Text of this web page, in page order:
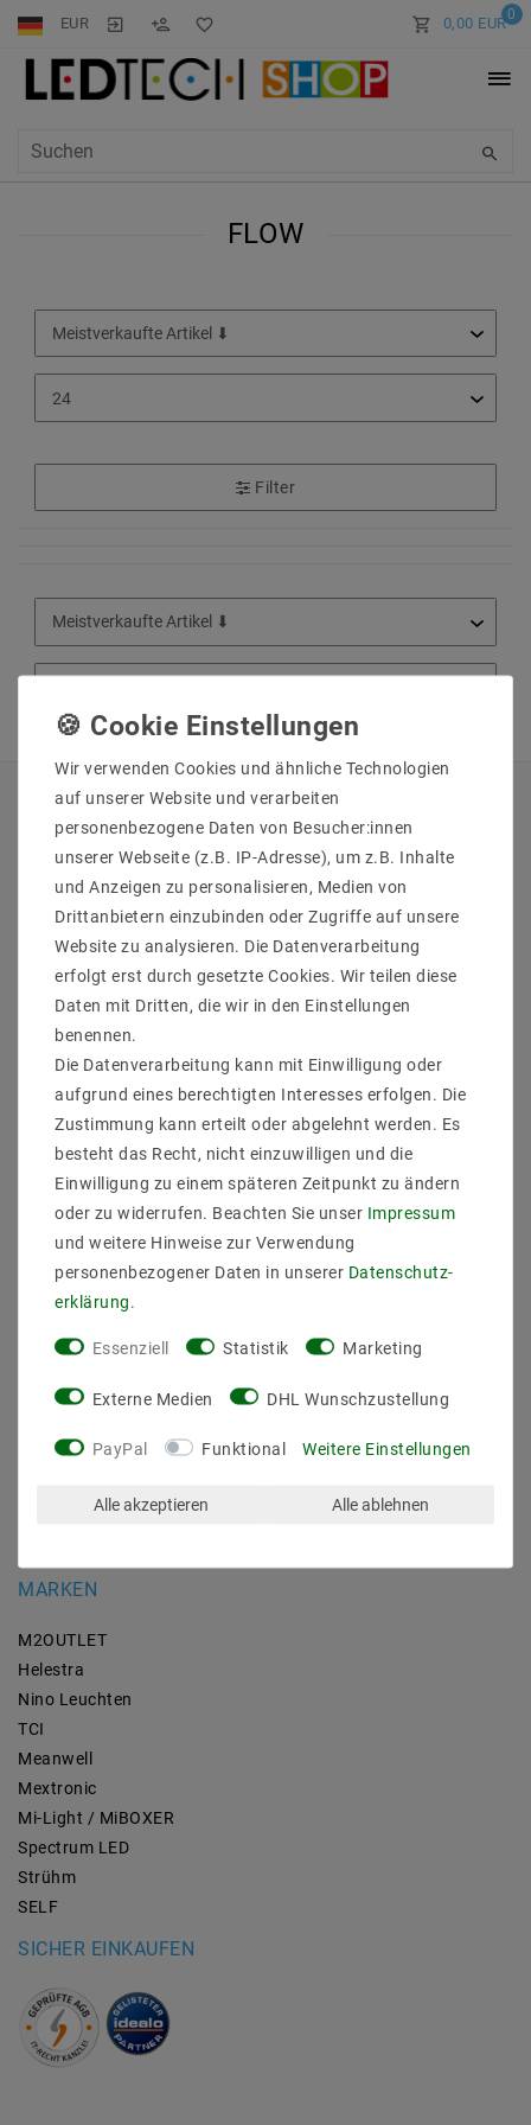
EUR 0
0,00 EUR
FLOW
Filter
QUICKLINKS
Ihr Shop-Konto
Barrierefreiheitserklärung
Vertrag widerrufen
SICHER BEZAHLEN
MARKEN
M2OUTLET
Helestra
Nino Leuchten
TCI
Meanwell
Mextronic
Mi-Light / MiBOXER
Spectrum LED
Strühm
SELF
SICHER EINKAUFEN
Wir verwenden Cookies und ähnliche Technologien
auf unserer Website und verarbeiten
personenbezogene Daten von Besucher:innen
unserer Webseite (z.B. IP-Adresse), um z.B. Inhalte
und Anzeigen zu personalisieren, Medien von
Drittanbietern einzubinden oder Zugriffe auf unsere
Website zu analysieren. Die Datenverarbeitung
erfolgt erst durch gesetzte Cookies. Wir teilen diese
Daten mit Dritten, die wir in den Einstellungen
benennen.
Die Datenverarbeitung kann mit Einwilligung oder
aufgrund eines berechtigten Interesses erfolgen. Die
Zustimmung kann erteilt oder abgelehnt werden. Es
besteht das Recht, nicht einzuwilligen und die
Einwilligung zu einem späteren Zeitpunkt zu ändern
oder zu widerrufen. Beachten Sie unser Impressum
und weitere Hinweise zur Verwendung
personenbezogener Daten in unserer Daten­schutz­
erklärung.
Essenziell Statistik Marketing
Externe Medien DHL Wunschzustellung
PayPal Funktional Weitere Einstellungen
Alle akzeptieren Alle ablehnen